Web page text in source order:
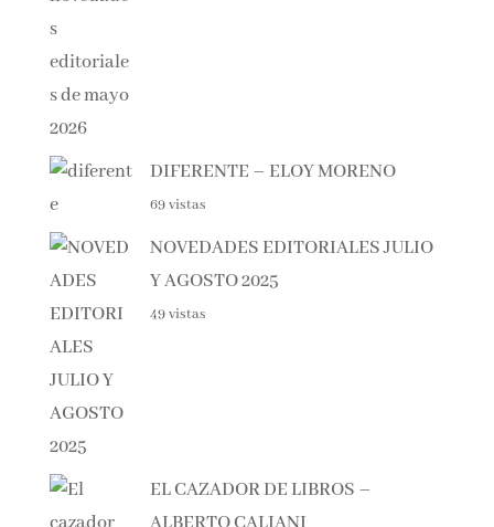
DIFERENTE – ELOY MORENO
69 vistas
NOVEDADES EDITORIALES JULIO
Y AGOSTO 2025
49 vistas
EL CAZADOR DE LIBROS –